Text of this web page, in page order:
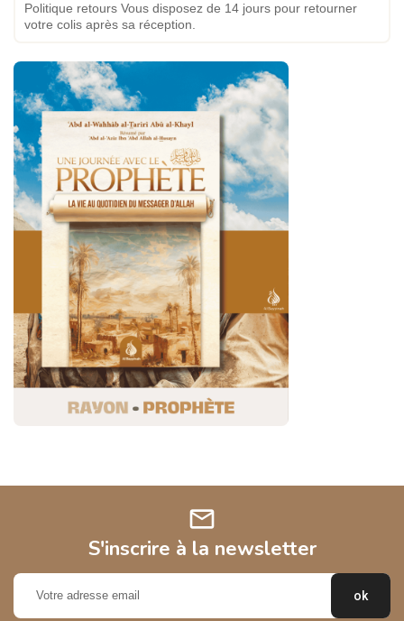
Politique retours Vous disposez de 14 jours pour retourner
votre colis après sa réception.
mail
S'inscrire à la newsletter